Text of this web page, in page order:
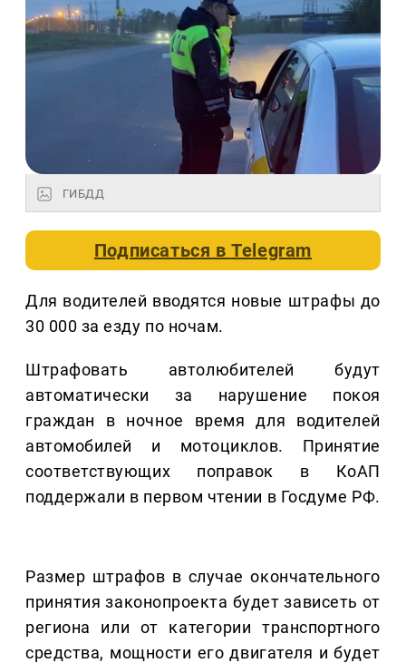
ГИБДД
Подписаться вTelegram
Для водителей вводятся новые штрафы до
30 000 за езду по ночам.
Штрафовать автолюбителей будут
автоматически за нарушение покоя
граждан в ночное время для водителей
автомобилей и мотоциклов. Принятие
соответствующих поправок в КоАП
поддержали в первом чтении в Госдуме РФ.
Размер штрафов в случае окончательного
принятия законопроекта будет зависеть от
региона или от категории транспортного
средства, мощности его двигателя и будет